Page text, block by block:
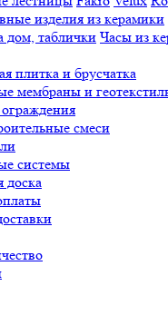
изделия из керамики
дом, таблички Часы из
плитка и брусчатка
мембраны и
смеси
системы
доска